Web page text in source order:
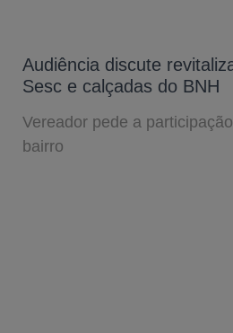
Audiência discute
Sesc e calçadas do BNH
Vereador pede a
bairro